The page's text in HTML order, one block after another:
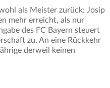
als Meister zurück: Josip
mehr erreicht, als nur
des FC Bayern steuert
zu. An eine Rückkehr
derweil keinen